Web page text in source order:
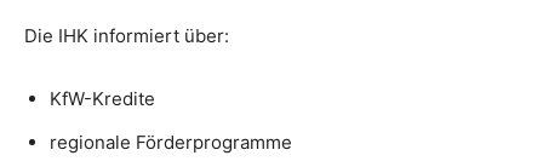
Die IHK informiert über:
KfW-Kredite
regionale Förderprogramme